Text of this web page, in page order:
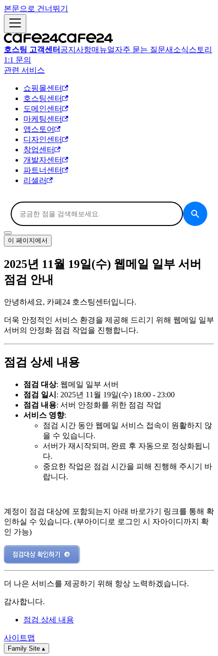
본문으로 건너뛰기
호스팅 고객센터 공지사항매뉴얼자주 묻는 질문새소식스토리
1:1 문의
관련 서비스
쇼핑몰센터
호스팅센터
도메인센터
마케팅센터
앱스토어
디자인센터
창업센터
개발자센터
파트너센터
리셀러
이 페이지에서
2025년 11월 19일(수) 웹메일 일부 서버
점검 안내
안녕하세요, 카페24 호스팅센터입니다.
더욱 안정적인 서비스 환경을 제공해 드리기 위해 웹메일 일부
서버의 안정화 점검 작업을 진행합니다.
점검 상세 내용
점검 대상: 웹메일 일부 서버
점검 일시 : 2025년 11월 19일(수) 18:00 - 23:00
점검 내용: 서버 안정화를 위한 점검 작업
서비스 영향:
점검 시간 동안 웹메일 서비스 접속이 원활하지 않
을 수 있습니다.
서버가 재시작되며, 완료 후 자동으로 정상화됩니
다.
중요한 작업은 점검 시간을 피해 진행해 주시기 바
랍니다.
계정이 점검 대상에 포함되는지 아래 바로가기 링크를 통해 확
인하실 수 있습니다. (부아이디로 로그인 시 자아이디까지 확
인 가능)
더 나은 서비스를 제공하기 위해 항상 노력하겠습니다.
감사합니다.
점검 상세 내용
사이트맵
Family Site ▴